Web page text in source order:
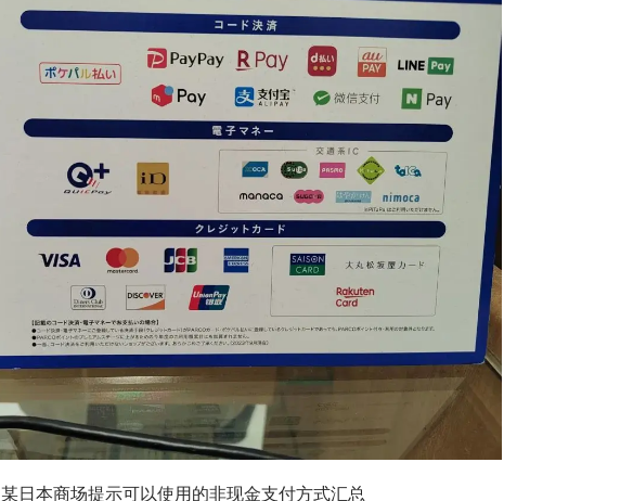
某日本商场提示可以使用的非现金支付方式汇总